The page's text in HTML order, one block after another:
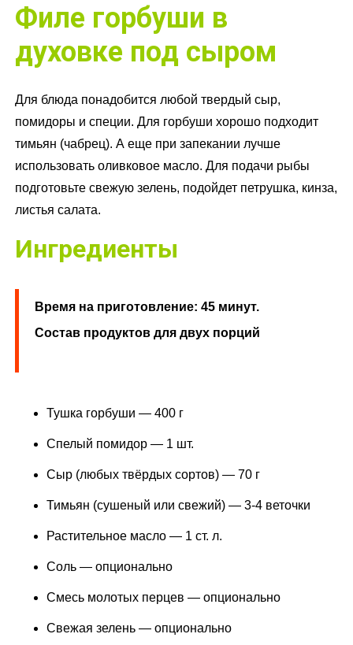
Филе горбуши в
духовке под сыром
Для блюда понадобится любой твердый сыр,
помидоры и специи. Для горбуши хорошо подходит
тимьян (чабрец). А еще при запекании лучше
использовать оливковое масло. Для подачи рыбы
подготовьте свежую зелень, подойдет петрушка, кинза,
листья салата.
Ингредиенты
Время на приготовление: 45 минут.
Состав продуктов для двух порций
Тушка горбуши — 400 г
Спелый помидор — 1 шт.
Сыр (любых твёрдых сортов) — 70 г
Тимьян (сушеный или свежий) — 3-4 веточки
Растительное масло — 1 ст. л.
Соль — опционально
Смесь молотых перцев — опционально
Свежая зелень — опционально